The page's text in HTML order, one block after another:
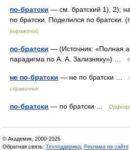
по-братски — см. братский 1), 2);
по братски. Поделился по братски.
выражений
по-братски — (Источник: «Полная
парадигма по А. А. Зализняку») …
не по-братски — не по братски …
справочник
по-братски — по братски …
© Академик, 2000-2026
Обратная связь: Техподдержка Реклама на сайте